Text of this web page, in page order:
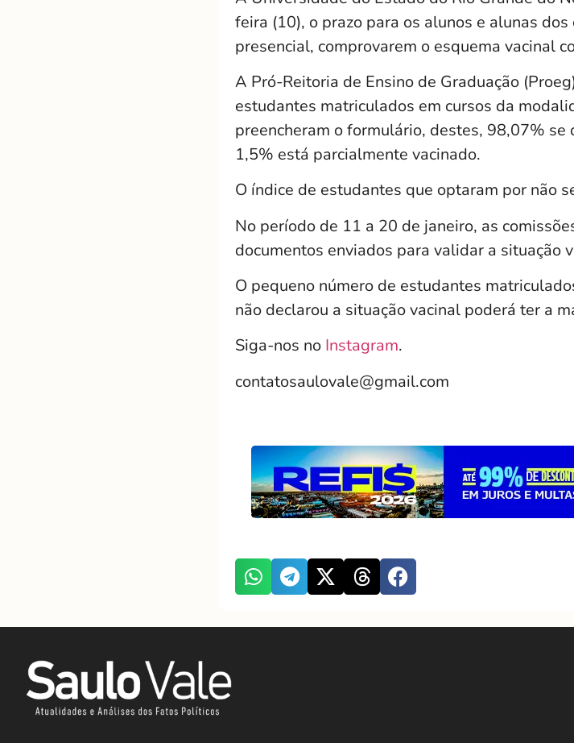
feira (10), o prazo para os alunos e alunas
presencial, comprovarem o esquema vacinal
A Pró-Reitoria de Ensino de Graduação
estudantes matriculados em cursos da
preencheram o formulário, destes, 98,07%
1,5% está parcialmente vacinado.
O índice de estudantes que optaram por não
No período de 11 a 20 de janeiro, as
documentos enviados para validar a situação
O pequeno número de estudantes
não declarou a situação vacinal poderá ter a
Siga-nos no Instagram.
contatosaulovale@gmail.com